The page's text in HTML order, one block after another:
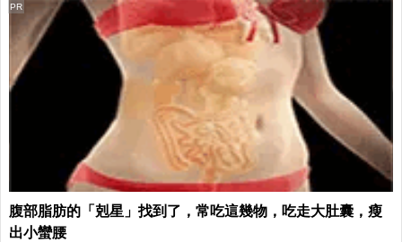
腹部脂肪的「剋星」找到了，常吃這幾物，吃走大肚囊，瘦
出小蠻腰
PR